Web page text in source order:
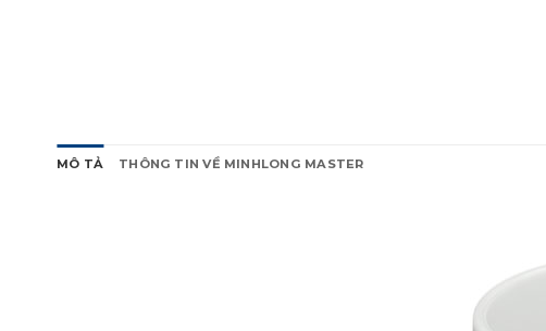
MÔ TẢ THÔNG TIN VỀ MINHLONG MASTER